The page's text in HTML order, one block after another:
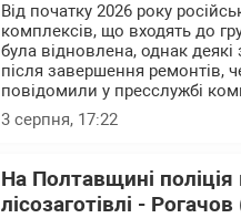
Від початку 2026 року
комплексів, що входять до
була відновлена, однак
після завершення
повідомили у пресслужбі
3 серпня, 17:22
На Полтавщині
лісозаготівлі -